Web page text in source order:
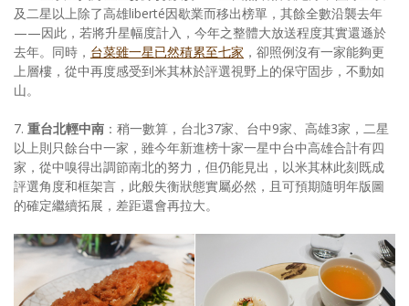
及二星以上除了高雄liberté因歇業而移出榜單，其餘全數沿襲去年
——因此，若將升星幅度計入，今年之整體大放送程度其實還遜於
去年。同時， 台菜雖一星已然積累至七家 ，卻照例沒有一家能夠更
上層樓，從中再度感受到米其林於評選視野上的保守固步，不動如
山。
7. 重台北輕中南 ：稍一數算，台北37家、台中9家、高雄3家，二星
以上則只餘台中一家，雖今年新進榜十家一星中台中高雄合計有四
家，從中嗅得出調節南北的努力，但仍能見出，以米其林此刻既成
評選角度和框架言，此般失衡狀態實屬必然，且可預期隨明年版圖
的確定繼續拓展，差距還會再拉大。